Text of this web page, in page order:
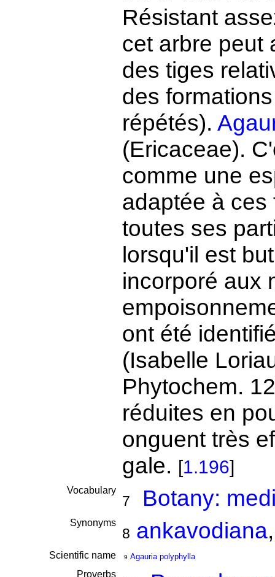
Résistant
cet arbre peut
des tiges
des
répétés).
(Ericaceae).
comme une
adaptée à ces
toutes ses
lorsqu'il est
incorporé aux
ont été
(Isabelle
Phytochem.
réduites en
onguent très
gale. [1.196]
Vocabulary
7 Botany:
Synonyms
8 ankavodiana
Scientific name 9 Agauria polyphylla
Proverbs